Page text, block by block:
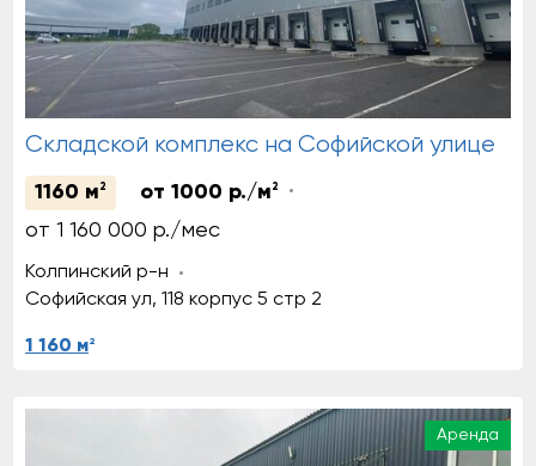
Складской комплекс на Софийской улице
1160 м 2 от 1000 р./м 2
от 1 160 000 р./мес
Колпинский р-н
Софийская ул, 118 корпус 5 стр 2
1 160 м2
Аренда